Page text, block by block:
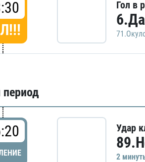
Гол в
период
Удар
2